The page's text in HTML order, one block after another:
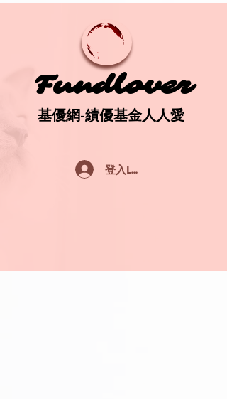
Fundlover
Fundlover
基優網-績優基金人人愛
基優網-績優基金人人愛
登入Log In